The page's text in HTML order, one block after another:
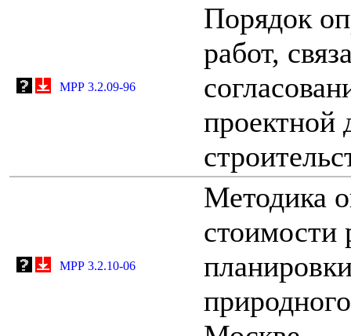
МРР 3.2.09-96
Порядок
работ,
проектной
МРР 3.2.10-06
Методика
стоимости